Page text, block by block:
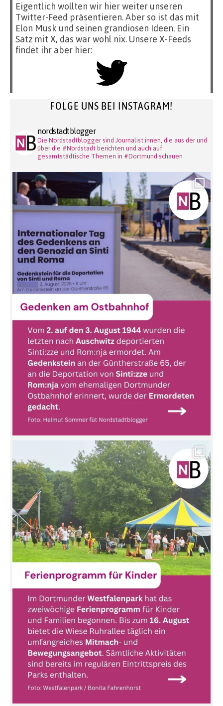
Eigentlich wollten wir hier weiter unseren
Twitter-Feed präsentieren. Aber so ist das mit
Elon Musk und seinen grandiosen Ideen. Ein
Satz mit X, das war wohl nix. Unsere X-Feeds
findet ihr aber hier:
FOLGE UNS BEI INSTAGRAM!
nordstadtblogger
Die Nordstadtblogger sind Journalist:innen, die aus der und
über die #Nordstadt berichten und auch auf
gesamtstädtische Themen in #Dortmund schauen